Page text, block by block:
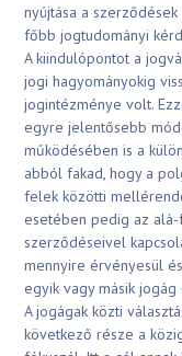
nyújtása a
főbb jogtudományi
A kiindulópontot a
jogi hagyományokig
jogintézménye volt.
egyre jelentősebb
működésében is a
abból fakad, hogy a
felek közötti
esetében pedig az
szerződéseivel
mennyire érvényesül
egyik vagy másik
A jogágak közti
következő része a